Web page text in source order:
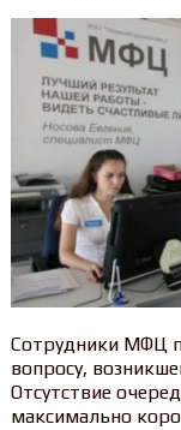
Сотрудники МФЦ
вопросу,
Отсутствие
максимально